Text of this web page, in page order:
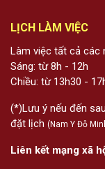
LỊCH LÀM VIỆC
Làm việc tất cả các
Sáng: từ 8h - 12h
Chiều: từ 13h30 -
(*)Lưu ý nếu đến
đặt lịch (Nam Y Đỗ
Liên kết mạng xã